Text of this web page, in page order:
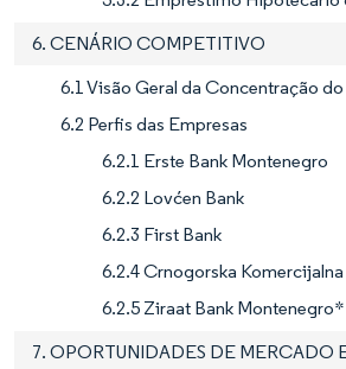
6. CENÁRIO COMPETITIVO
6.1 Visão Geral da Concentração
6.2 Perfis das Empresas
6.2.1 Erste Bank Montenegro
6.2.2 Lovćen Bank
6.2.3 First Bank
6.2.4 Crnogorska Komercijalna
6.2.5 Ziraat Bank Montenegro*
7. OPORTUNIDADES DE MERCADO